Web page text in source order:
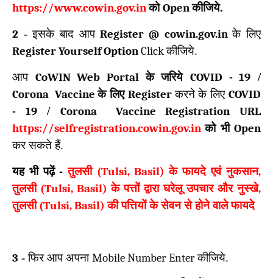
https://www.cowin.gov.inकोOpenकीजिये.
2 -इसके बाद आपRegister @ cowin.gov.in के लिए
Register Yourself OptionClickकीजिये.
आप CoWIN Web Portalके जरियेCOVID -19 /
Corona Vaccineके लिएRegister करने के लिएCOVID
- 19/ Corona Vaccine Registration URL
https://selfregistration.cowin.gov.in को भीOpen
कर सकते हैं.
यह भी पढ़ें- तुलसी (Tulsi, Basil)के फायदे एवं नुकसान,
तुलसी (Tulsi, Basil)के पत्तों द्वारा घरेलू उपचार और नुस्खे,
तुलसी (Tulsi, Basil)की पत्तियों के सेवन से होने वाले फायदे
3 -फिर आप अपनाMobile Number Enterकीजिये.